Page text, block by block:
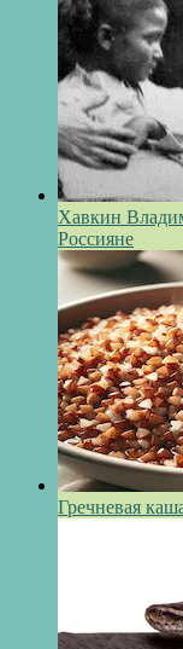
Хавкин
Россияне
Гречневая